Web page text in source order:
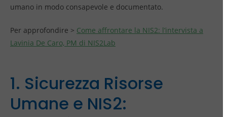
umano in modo consapevole e documentato.
Per approfondire > Come affrontare la NIS2: l’intervista a
Lavinia De Caro, PM di NIS2Lab
1. Sicurezza Risorse
Umane e NIS2: